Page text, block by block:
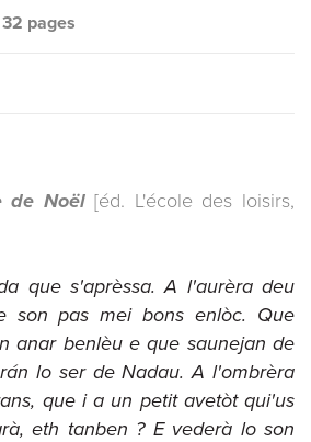
32 pages
de Noël[éd. L'école des loisirs,
que s'aprèssa. A l'aurèra deu
son pas mei bons enlòc. Que
anar benlèu e que saunejan de
lo ser de Nadau. A l'ombrèra
que i a un petit avetòt qui'us
eth tanben ? E vederà lo son